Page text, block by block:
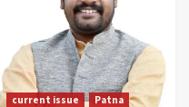
current issue Patna